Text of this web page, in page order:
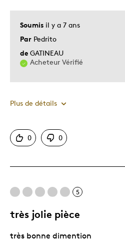
Soumis il y a 7 ans
Par Pedrito
de GATINEAU
Acheteur Vérifié
Plus de détails
Le pour
Motif attrayant
0 0
5
très jolie pièce
très bonne dimention